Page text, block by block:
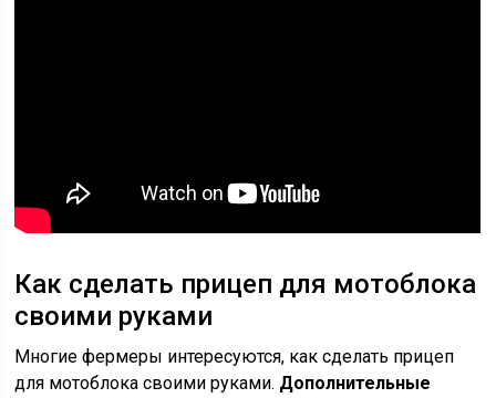
Как сделать прицеп для мотоблока
своими руками
Многие фермеры интересуются, как сделать прицеп
для мотоблока своими руками. Дополнительные